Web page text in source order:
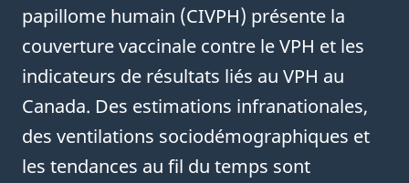
papillome humain (CIVPH) présente la
couverture vaccinale contre le VPH et les
indicateurs de résultats liés au VPH au
Canada. Des estimations infranationales,
des ventilations sociodémographiques et
les tendances au fil du temps sont